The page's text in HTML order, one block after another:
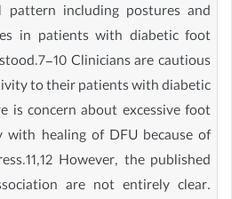
including postures and
in patients with diabetic foot
10 Clinicians are cautious
to their patients with diabetic
is concern about excessive foot
with healing of DFU because of
However, the published
are not entirely clear.